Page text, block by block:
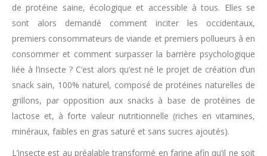
de protéine saine, écologique et accessible à tous. Elles se
sont alors demandé comment inciter les occidentaux,
premiers consommateurs de viande et premiers pollueurs à en
consommer et comment surpasser la barrière psychologique
liée à l’insecte ? C’est alors qu’est né le projet de création d’un
snack sain, 100% naturel, composé de protéines naturelles de
grillons, par opposition aux snacks à base de protéines de
lactose et, à forte valeur nutritionnelle (riches en vitamines,
minéraux, faibles en gras saturé et sans sucres ajoutés).
L’insecte est au préalable transformé en farine afin qu’il ne soit